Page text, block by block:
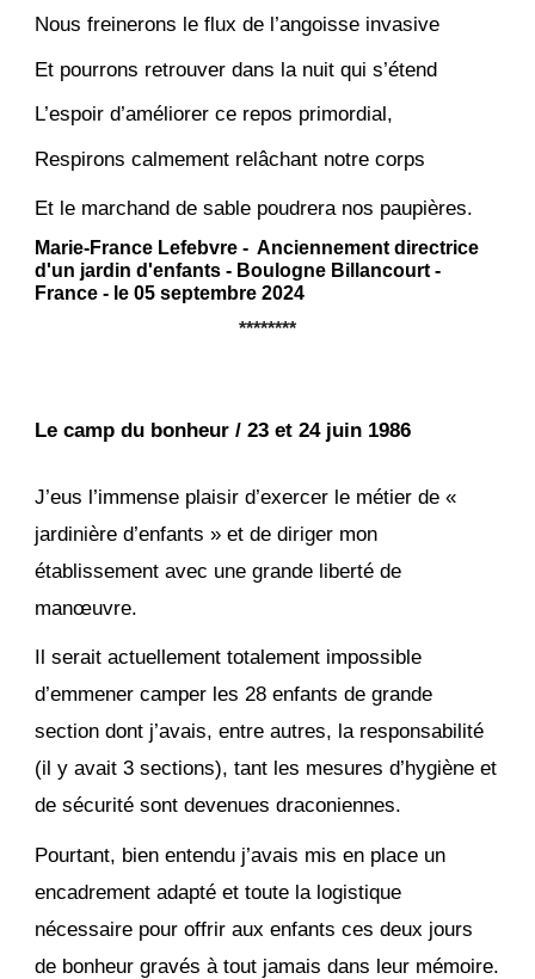
Nous freinerons le flux de l’angoisse invasive
Et pourrons retrouver dans la nuit qui s’étend
L’espoir d’améliorer ce repos primordial,
Respirons calmement relâchant notre corps
Et le marchand de sable poudrera nos paupières.
Marie-France Lefebvre - Anciennement directrice
d'un jardin d'enfants - Boulogne Billancourt -
France - le 05 septembre 2024
********
Le camp du bonheur / 23 et 24 juin 1986
J’eus l’immense plaisir d’exercer le métier de «
jardinière d’enfants » et de diriger mon
établissement avec une grande liberté de
manœuvre.
Il serait actuellement totalement impossible
d’emmener camper les 28 enfants de grande
section dont j’avais, entre autres, la responsabilité
(il y avait 3 sections), tant les mesures d’hygiène et
de sécurité sont devenues draconiennes.
Pourtant, bien entendu j’avais mis en place un
encadrement adapté et toute la logistique
nécessaire pour offrir aux enfants ces deux jours
de bonheur gravés à tout jamais dans leur mémoire.